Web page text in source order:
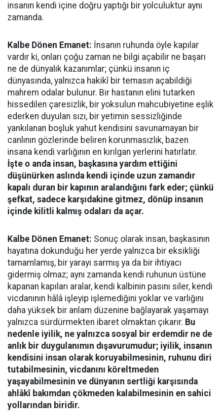
insanın kendi içine doğru yaptığı bir yolculuktur aynı
zamanda.
Kalbe Dönen Emanet: İnsanın ruhunda öyle kapılar
vardır ki, onları çoğu zaman ne bilgi açabilir ne başarı
ne de dünyalık kazanımlar; çünkü insanın iç
dünyasında, yalnızca hakikî bir temasın açabildiği
mahrem odalar bulunur. Bir hastanın elini tutarken
hissedilen çaresizlik, bir yoksulun mahcubiyetine eşlik
ederken duyulan sızı, bir yetimin sessizliğinde
yankılanan boşluk yahut kendisini savunamayan bir
canlının gözlerinde beliren korunmasızlık, bazen
insana kendi varlığının en kırılgan yerlerini hatırlatır.
İşte o anda insan, başkasına yardım ettiğini
düşünürken aslında kendi içinde uzun zamandır
kapalı duran bir kapının aralandığını fark eder; çünkü
şefkat, sadece karşıdakine gitmez, dönüp insanın
içinde kilitli kalmış odaları da açar.
Kalbe Dönen Emanet: Sonuç olarak insan, başkasının
hayatına dokunduğu her yerde yalnızca bir eksikliği
tamamlamış, bir yarayı sarmış ya da bir ihtiyacı
gidermiş olmaz; aynı zamanda kendi ruhunun üstüne
kapanan kapıları aralar, kendi kalbinin pasını siler, kendi
vicdanının hâlâ işleyip işlemediğini yoklar ve varlığını
daha yüksek bir anlam düzenine bağlayarak yaşamayı
yalnızca sürdürmekten ibaret olmaktan çıkarır. Bu
nedenle iyilik, ne yalnızca sosyal bir erdemdir ne de
anlık bir duygulanımın dışavurumudur; iyilik, insanın
kendisini insan olarak koruyabilmesinin, ruhunu diri
tutabilmesinin, vicdanını köreltmeden
yaşayabilmesinin ve dünyanın sertliği karşısında
ahlâkî bakımdan çökmeden kalabilmesinin en sahici
yollarından biridir.